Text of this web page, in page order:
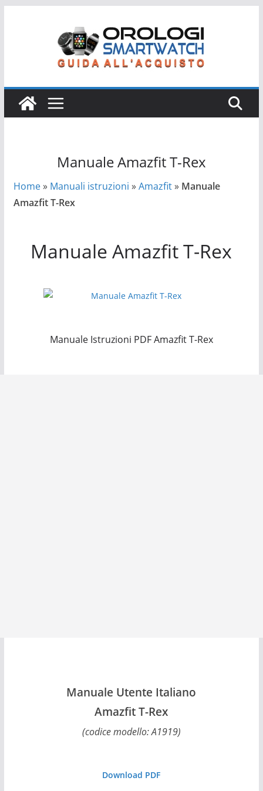
Manuale Amazfit T-Rex
Home» Manuali istruzioni »Amazfit» Manuale
Amazfit T-Rex
Manuale Amazfit T-Rex
Manuale Istruzioni PDF Amazfit T-Rex
Manuale Utente Italiano
Amazfit T-Rex
(codice modello: A1919)
Download PDF